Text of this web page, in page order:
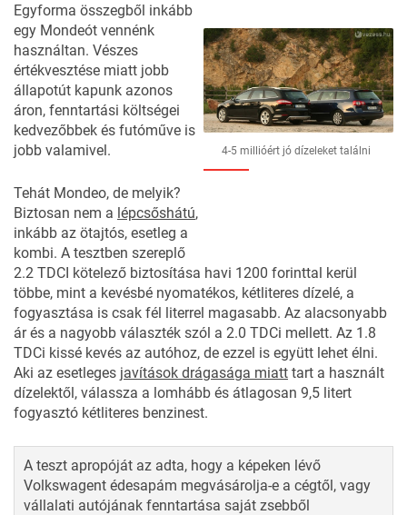
4-5 millióért jó dízeleket találni
Egyforma összegből inkább
egy Mondeót vennénk
használtan. Vészes
értékvesztése miatt jobb
állapotút kapunk azonos
áron, fenntartási költségei
kedvezőbbek és futóműve is
jobb valamivel.
Tehát Mondeo, de melyik?
Biztosan nem a lépcsőshátú,
inkább az ötajtós, esetleg a
kombi. A tesztben szereplő
2.2 TDCI kötelező biztosítása havi 1200 forinttal kerül
többe, mint a kevésbé nyomatékos, kétliteres dízelé, a
fogyasztása is csak fél literrel magasabb. Az alacsonyabb
ár és a nagyobb választék szól a 2.0 TDCi mellett. Az 1.8
TDCi kissé kevés az autóhoz, de ezzel is együtt lehet élni.
Aki az esetleges javítások drágasága miatt tart a használt
dízelektől, válassza a lomhább és átlagosan 9,5 litert
fogyasztó kétliteres benzinest.
A teszt apropóját az adta, hogy a képeken lévő
Volkswagent édesapám megvásárolja-e a cégtől, vagy
vállalati autójának fenntartása saját zsebből